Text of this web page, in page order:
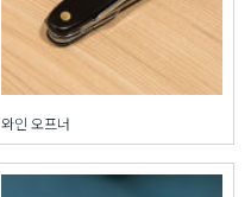
와인 오프너